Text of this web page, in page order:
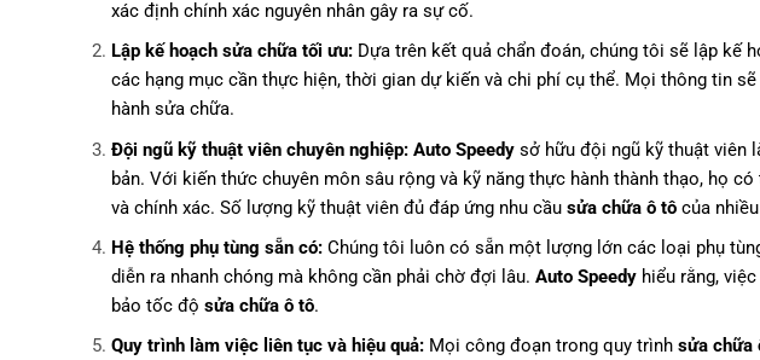
xác định chính xác nguyên nhân gây ra sự cố.
Lập kế hoạch sửa chữa tối ưu:Dựa trên kết quả chẩn đoán, chúng tôi sẽ lập kế
các hạng mục cần thực hiện, thời gian dự kiến và chi phí cụ thể. Mọi thông tin
hành sửa chữa.
Đội ngũ kỹ thuật viên chuyên nghiệp: Auto Speedysở hữu đội ngũ kỹ thuật viên
bản. Với kiến thức chuyên môn sâu rộng và kỹ năng thực hành thành thạo, họ
và chính xác. Số lượng kỹ thuật viên đủ đáp ứng nhu cầu sửa chữa ô tôcủa
Hệ thống phụ tùng sẵn có:Chúng tôi luôn có sẵn một lượng lớn các loại phụ
diễn ra nhanh chóng mà không cần phải chờ đợi lâu. Auto Speedyhiểu rằng,
bảo tốc độ sửa chữa ô tô.
Quy trình làm việc liên tục và hiệu quả:Mọi công đoạn trong quy trình sửa chữa